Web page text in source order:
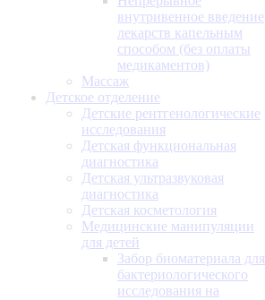
внутривенное введение
лекарств капельным
способом (без оплаты
медикаментов)
Массаж
Детское отделение
Детские рентгенологические
исследования
Детская функциональная
диагностика
Детская ультразвуковая
диагностика
Детская косметология
Медицинские манипуляции
для детей
Забор биоматериала для
бактериологического
исследования на